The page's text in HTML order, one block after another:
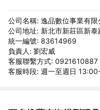
公司名稱: 逸品數位事業有限
公司地址: 新北市新莊區新泰
統一編號: 83614969
負責人: 劉宏威
客服聯繫方式: 0921610887
客服時段: 週一至週日